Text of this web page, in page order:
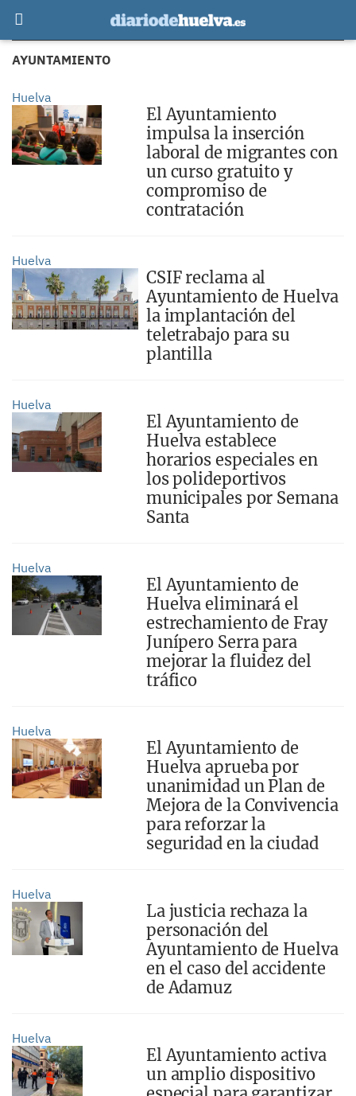
AYUNTAMIENTO
Huelva
El Ayuntamiento
impulsa la inserción
laboral de migrantes con
un curso gratuito y
compromiso de
contratación
Huelva
CSIF reclama al
Ayuntamiento de Huelva
la implantación del
teletrabajo para su
plantilla
Huelva
El Ayuntamiento de
Huelva establece
horarios especiales en
los polideportivos
municipales por Semana
Santa
Huelva
El Ayuntamiento de
Huelva eliminará el
estrechamiento de Fray
Junípero Serra para
mejorar la fluidez del
tráfico
Huelva
El Ayuntamiento de
Huelva aprueba por
unanimidad un Plan de
Mejora de la Convivencia
para reforzar la
seguridad en la ciudad
Huelva
La justicia rechaza la
personación del
Ayuntamiento de Huelva
en el caso del accidente
de Adamuz
Huelva
El Ayuntamiento activa
un amplio dispositivo